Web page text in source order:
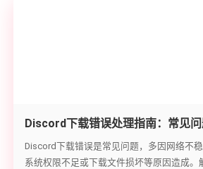
Discord下载错误处理指南：常见
Discord下载错误是常见问题，多因网络不稳
系统权限不足或下载文件损坏等原因造成。